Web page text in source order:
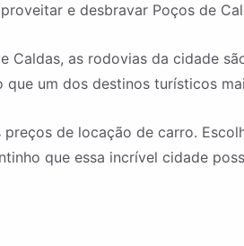
e desbravar Poços de
Caldas, as rodovias da cidade
um dos destinos turísticos
preços de locação de carro.
que essa incrível cidade